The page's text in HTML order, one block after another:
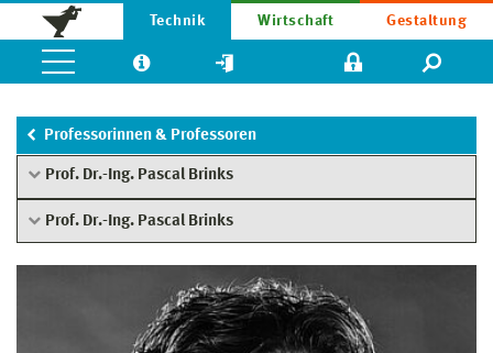
Technik Wirtschaft Gestaltung
Professorinnen & Professoren
Prof. Dr.-Ing. Pascal Brinks
Prof. Dr.-Ing. Pascal Brinks